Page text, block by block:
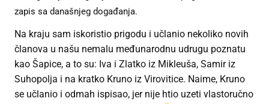
zapis sa današnjeg događanja.
Na kraju sam iskoristio prigodu i učlanio nekoliko novih
članova u našu nemalu međunarodnu udrugu poznatu
kao Šapice, a to su: Iva i Zlatko iz Mikleuša, Samir iz
Suhopolja i na kratko Kruno iz Virovitice. Naime, Kruno
se učlanio i odmah ispisao, jer nije htio uzeti vlastoručno